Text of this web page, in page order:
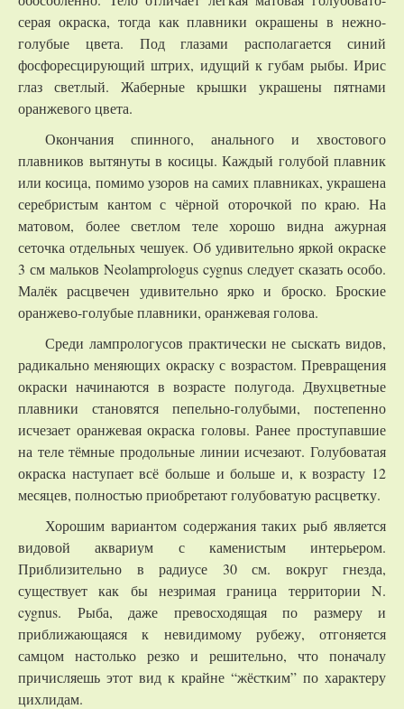
серая окраска, тогда как плавники окрашены в нежно-
голубые цвета. Под глазами располагается синий
фосфоресцирующий штрих, идущий к губам рыбы. Ирис
глаз светлый. Жаберные крышки украшены пятнами
оранжевого цвета.
Окончания спинного, анального и хвостового
плавников вытянуты в косицы. Каждый голубой плавник
или косица, помимо узоров на самих плавниках, украшена
серебристым кантом с чёрной оторочкой по краю. На
матовом, более светлом теле хорошо видна ажурная
сеточка отдельных чешуек. Об удивительно яркой окраске
3 см мальков Neolamprologus cygnus следует сказать особо.
Малёк расцвечен удивительно ярко и броско. Броские
оранжево-голубые плавники, оранжевая голова.
Среди лампрологусов практически не сыскать видов,
радикально меняющих окраску с возрастом. Превращения
окраски начинаются в возрасте полугода. Двухцветные
плавники становятся пепельно-голубыми, постепенно
исчезает оранжевая окраска головы. Ранее проступавшие
на теле тёмные продольные линии исчезают. Голубоватая
окраска наступает всё больше и больше и, к возрасту 12
месяцев, полностью приобретают голубоватую расцветку.
Хорошим вариантом содержания таких рыб является
видовой аквариум с каменистым интерьером.
Приблизительно в радиусе 30 см. вокруг гнезда,
существует как бы незримая граница территории N.
cygnus. Рыба, даже превосходящая по размеру и
приближающаяся к невидимому рубежу, отгоняется
самцом настолько резко и решительно, что поначалу
причисляешь этот вид к крайне “жёстким” по характеру
цихлидам.